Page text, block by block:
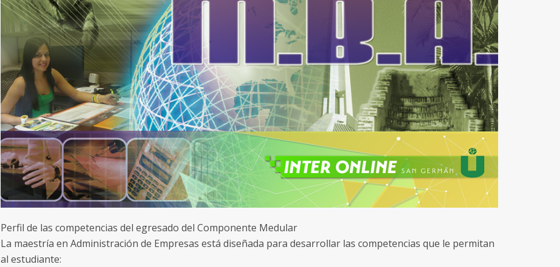
Perfil de las competencias del egresado del Componente Medular
La maestría en Administración de Empresas está diseñada para desarrollar las competencias que le permitan
al estudiante: